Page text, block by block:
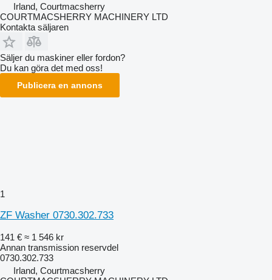
Irland, Courtmacsherry
COURTMACSHERRY MACHINERY LTD
Kontakta säljaren
Säljer du maskiner eller fordon?
Du kan göra det med oss!
Publicera en annons
1
ZF Washer 0730.302.733
141 € ≈ 1 546 kr
Annan transmission reservdel
0730.302.733
Irland, Courtmacsherry